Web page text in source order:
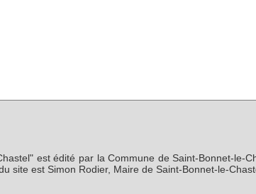
est édité par la Commune de Saint-Bonnet-le-
site est Simon Rodier, Maire de Saint-Bonnet-le-